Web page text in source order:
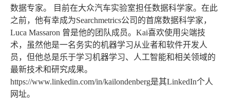
数据专家。 目前在大众汽车实验室担任数据科学家。在此
之前，他有幸成为Searchmetrics公司的首席数据科学家，
Luca Massaron 曾是他的团队成员。Kai喜欢使用尖端技
术，虽然他是一名务实的机器学习从业者和软件开发人
员，但他总是乐于学习机器学习、人工智能和相关领域的
最新技术和研究成果。
https://www.linkedin.com/in/kailondenberg是其LinkedIn个人
网址。